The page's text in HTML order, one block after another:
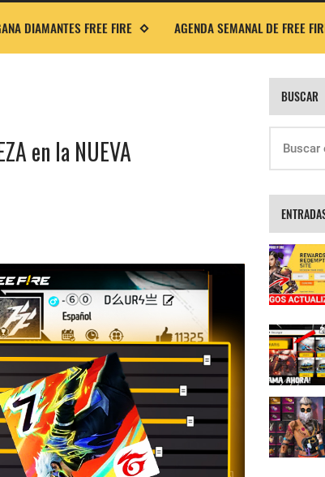
DIAMANTES FREE FIRE AGENDA SEMANAL DE FREE
en la NUEVA
BUSCAR